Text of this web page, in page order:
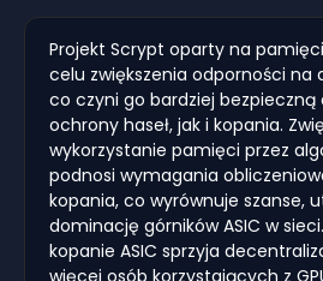
Projekt Scrypt oparty na
celu zwiększenia odporności
co czyni go bardziej bezpieczną
ochrony haseł, jak i kopania.
wykorzystanie pamięci przez
podnosi wymagania
kopania, co wyrównuje szanse,
dominację górników ASIC w
kopanie ASIC sprzyja
więcej osób korzystających z